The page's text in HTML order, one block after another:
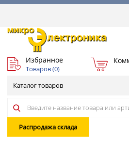
Избранное
Товаров (0)
Каталог товаров
Распродажа склада